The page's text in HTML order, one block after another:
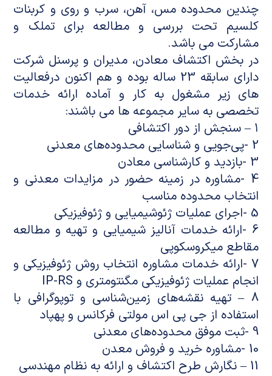
چندین محدوده مس، آهن، سرب و روی و کربنات
کلسیم تحت بررسی و مطالعه برای تملک و
مشارکت می باشد.
در بخش اکتشاف معادن، مدیران و پرسنل شرکت
دارای سابقه 23 ساله بوده و هم اکنون درفعالیت
های زیر مشغول به کار و آماده ارائه خدمات
تخصصی به سایر مجموعه ها می باشند:
۱ – سنجش از دور اکتشافی
2 -پی‌جویی و شناسایی محدوده‌های معدنی
3 -بازدید و کارشناسی معادن
4 -مشاوره در زمینه حضور در مزایدات معدنی و
انتخاب محدوده مناسب
5 -اجرای عملیات ژئوشیمیایی و ژئوفیزیکی
6 -ارائه خدمات آنالیز شیمیایی و تهیه و مطالعه
مقاطع میکروسکوپی
7 -ارائه خدمات مشاوره انتخاب روش ژئوفیزیکی و
انجام عملیات ژئوفیزیکی مگنتومتری و IP-RS
8 – تهیه نقشه‌های زمین‌شناسی و توپوگرافی با
استفاده از جی پی اس مولتی فرکانس و پهپاد
9 -ثبت موفق محدوده‌های معدنی
10 -مشاوره خرید و فروش معدن
11 – نگارش طرح اکتشاف و ارائه به نظام مهندسی